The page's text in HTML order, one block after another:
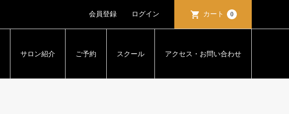
会員登録 ログイン カート 0
サロン紹介 ご予約 スクール アクセス・お問い合わせ